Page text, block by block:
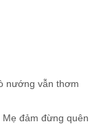
nướng vẫn thơm
đảm đừng quên